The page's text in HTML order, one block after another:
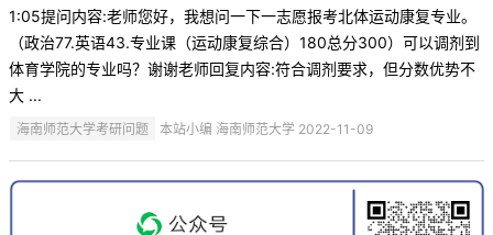
1:05提问内容:老师您好，我想问一下一志愿报考北体运动康复专业。
（政治77.英语43.专业课（运动康复综合）180总分300）可以调剂到
体育学院的专业吗？谢谢老师回复内容:符合调剂要求，但分数优势不
大 ...
海南师范大学考研问题 本站小编 海南师范大学 2022-11-09